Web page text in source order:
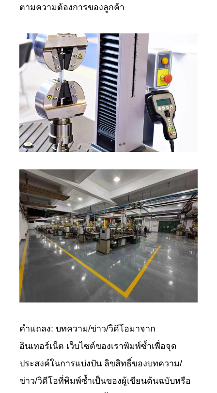
ตามความต้องการของลูกค้า
คำแถลง: บทความ/ข่าว/วิดีโอมาจาก
อินเทอร์เน็ต เว็บไซต์ของเราพิมพ์ซ้ำเพื่อจุด
ประสงค์ในการแบ่งปัน ลิขสิทธิ์ของบทความ/
ข่าว/วิดีโอที่พิมพ์ซ้ำเป็นของผู้เขียนต้นฉบับหรือ